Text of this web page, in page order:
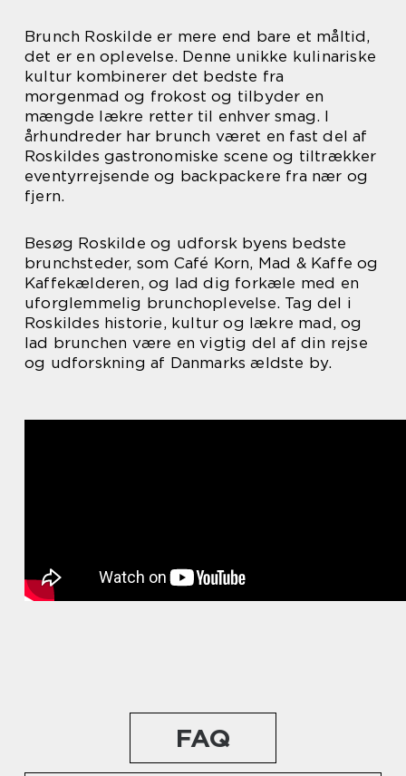
Brunch Roskilde er mere end bare et måltid,
det er en oplevelse. Denne unikke kulinariske
kultur kombinerer det bedste fra
morgenmad og frokost og tilbyder en
mængde lækre retter til enhver smag. I
århundreder har brunch været en fast del af
Roskildes gastronomiske scene og tiltrækker
eventyrrejsende og backpackere fra nær og
fjern.
Besøg Roskilde og udforsk byens bedste
brunchsteder, som Café Korn, Mad & Kaffe og
Kaffekælderen, og lad dig forkæle med en
uforglemmelig brunchoplevelse. Tag del i
Roskildes historie, kultur og lækre mad, og
lad brunchen være en vigtig del af din rejse
og udforskning af Danmarks ældste by.
FAQ